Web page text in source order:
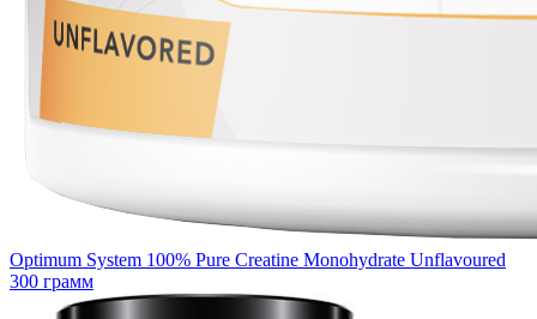
Optimum System 100% Pure Creatine Monohydrate Unflavoured
300 грамм